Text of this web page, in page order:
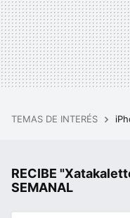
TEMAS DE INTERÉS
RECIBE
SEMANAL